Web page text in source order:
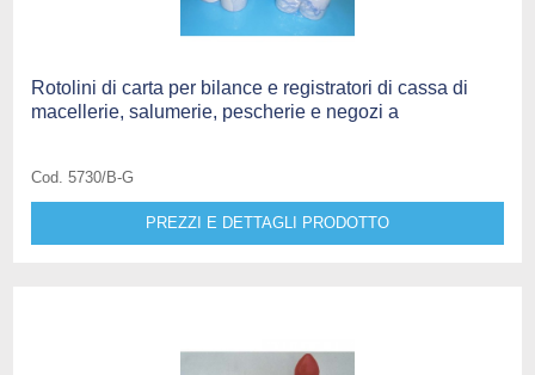
Rotolini di carta per bilance e registratori di cassa di
macellerie, salumerie, pescherie e negozi a
Cod. 5730/B-G
PREZZI E DETTAGLI PRODOTTO